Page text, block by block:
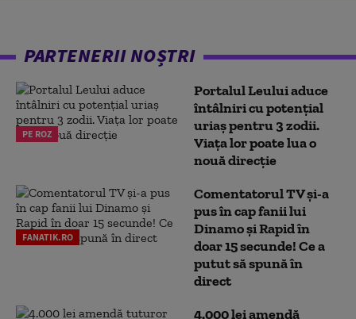
PARTENERII NOȘTRI
PE ROZ
Portalul Leului aduce
întâlniri cu potențial
uriaș pentru 3 zodii.
Viața lor poate lua o
nouă direcție
FANATIK.RO
Comentatorul TV și-a
pus în cap fanii lui
Dinamo și Rapid în
doar 15 secunde! Ce a
putut să spună în
direct
4.000 lei amendă